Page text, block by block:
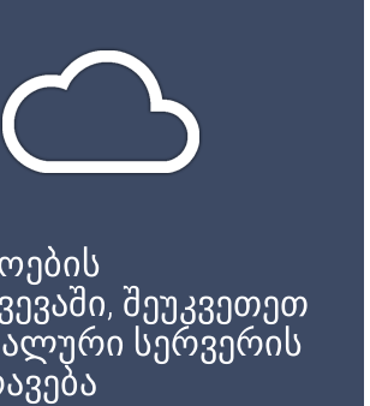
შეუკვეთეთ
სერვერის